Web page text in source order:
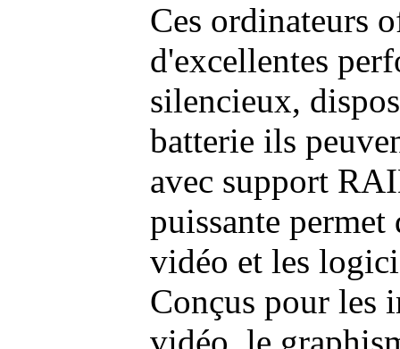
Ces ordinateurs
d'excellentes
silencieux,
batterie ils
avec support
puissante permet
vidéo et les
Conçus pour les